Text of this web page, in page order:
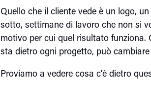
Quello che il cliente vede è un logo,
sotto, settimane di lavoro che non si
motivo per cui quel risultato funziona.
sta dietro ogni progetto, può
Proviamo a vedere cosa c'è dietro